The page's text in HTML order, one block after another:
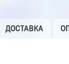
ДОСТАВКА